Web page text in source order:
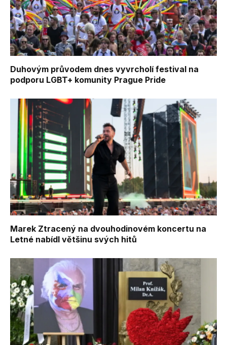
Duhovým průvodem dnes vyvrcholí festival na
podporu LGBT+ komunity Prague Pride
Marek Ztracený na dvouhodinovém koncertu na
Letné nabídl většinu svých hitů